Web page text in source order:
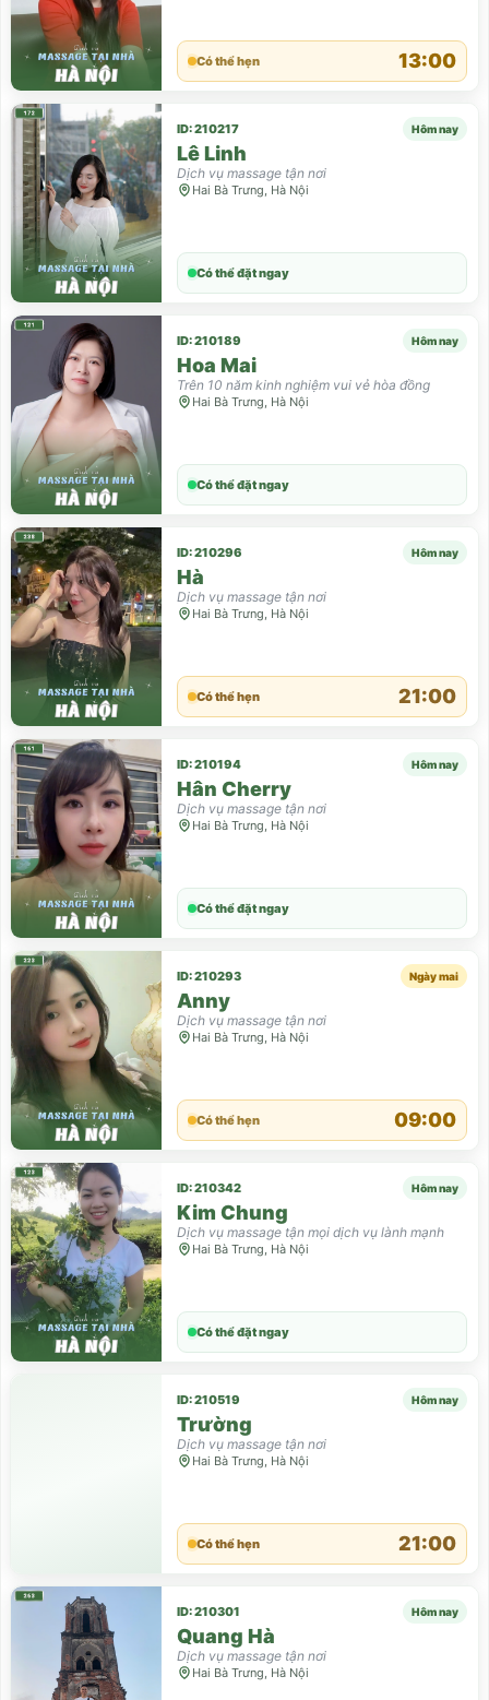
Có thể hẹn 13:00
ID: 210217 Hôm nay
Lê Linh
Dịch vụ massage tận nơi
Hai Bà Trưng, Hà Nội
Có thể đặt ngay
ID: 210189 Hôm nay
Hoa Mai
Trên 10 năm kinh nghiệm vui vẻ hòa đồng
Hai Bà Trưng, Hà Nội
Có thể đặt ngay
ID: 210296 Hôm nay
Hà
Dịch vụ massage tận nơi
Hai Bà Trưng, Hà Nội
Có thể hẹn 21:00
ID: 210194 Hôm nay
Hân Cherry
Dịch vụ massage tận nơi
Hai Bà Trưng, Hà Nội
Có thể đặt ngay
ID: 210293 Ngày mai
Anny
Dịch vụ massage tận nơi
Hai Bà Trưng, Hà Nội
Có thể hẹn 09:00
ID: 210342 Hôm nay
Kim Chung
Dịch vụ massage tận mọi dịch vụ lành mạnh
Hai Bà Trưng, Hà Nội
Có thể đặt ngay
ID: 210519 Hôm nay
Trường
Dịch vụ massage tận nơi
Hai Bà Trưng, Hà Nội
Có thể hẹn 21:00
ID: 210301 Hôm nay
Quang Hà
Dịch vụ massage tận nơi
Hai Bà Trưng, Hà Nội